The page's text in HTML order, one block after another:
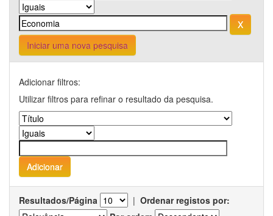
Iniciar uma nova pesquisa
Adicionar filtros:
Utilizar filtros para refinar o resultado da pesquisa.
Resultados/Página | Ordenar registos por: